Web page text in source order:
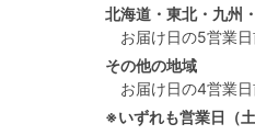
北海道・東北・九州
お届け日の5営業
その他の地域
お届け日の4営業
※いずれも営業日（